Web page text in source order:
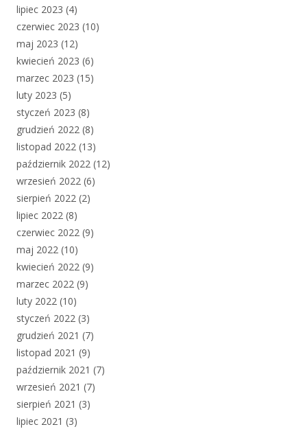
lipiec 2023 (4)
czerwiec 2023 (10)
maj 2023 (12)
kwiecień 2023 (6)
marzec 2023 (15)
luty 2023 (5)
styczeń 2023 (8)
grudzień 2022 (8)
listopad 2022 (13)
październik 2022 (12)
wrzesień 2022 (6)
sierpień 2022 (2)
lipiec 2022 (8)
czerwiec 2022 (9)
maj 2022 (10)
kwiecień 2022 (9)
marzec 2022 (9)
luty 2022 (10)
styczeń 2022 (3)
grudzień 2021 (7)
listopad 2021 (9)
październik 2021 (7)
wrzesień 2021 (7)
sierpień 2021 (3)
lipiec 2021 (3)